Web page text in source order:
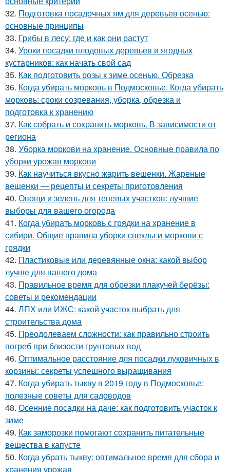
32. Подготовка посадочных ям для деревьев осенью:
основные принципы
33. Грибы в лесу: где и как они растут
34. Уроки посадки плодовых деревьев и ягодных
кустарников: как начать свой сад
35. Как подготовить розы к зиме осенью. Обрезка
36. Когда убирать морковь в Подмосковье. Когда убирать
морковь: сроки созревания, уборка, обрезка и
подготовка к хранению
37. Как собрать и сохранить морковь. В зависимости от
региона
38. Уборка моркови на хранение. Основные правила по
уборки урожая моркови
39. Как научиться вкусно жарить вешенки. Жареные
вешенки — рецепты и секреты приготовления
40. Овощи и зелень для теневых участков: лучшие
выборы для вашего огорода
41. Когда убирать морковь с грядки на хранение в
сибири. Общие правила уборки свеклы и моркови с
грядки
42. Пластиковые или деревянные окна: какой выбор
лучше для вашего дома
43. Правильное время для обрезки плакучей берёзы:
советы и рекомендации
44. ЛПХ или ИЖС: какой участок выбрать для
строительства дома
45. Преодолеваем сложности: как правильно строить
погреб при близости грунтовых вод
46. Оптимальное расстояние для посадки луковичных в
корзины: секреты успешного выращивания
47. Когда убирать тыкву в 2019 году в Подмосковье:
полезные советы для садоводов
48. Осенние посадки на даче: как подготовить участок к
зиме
49. Как заморозки помогают сохранить питательные
вещества в капусте
50. Когда убрать тыкву: оптимальное время для сбора и
хранения урожая